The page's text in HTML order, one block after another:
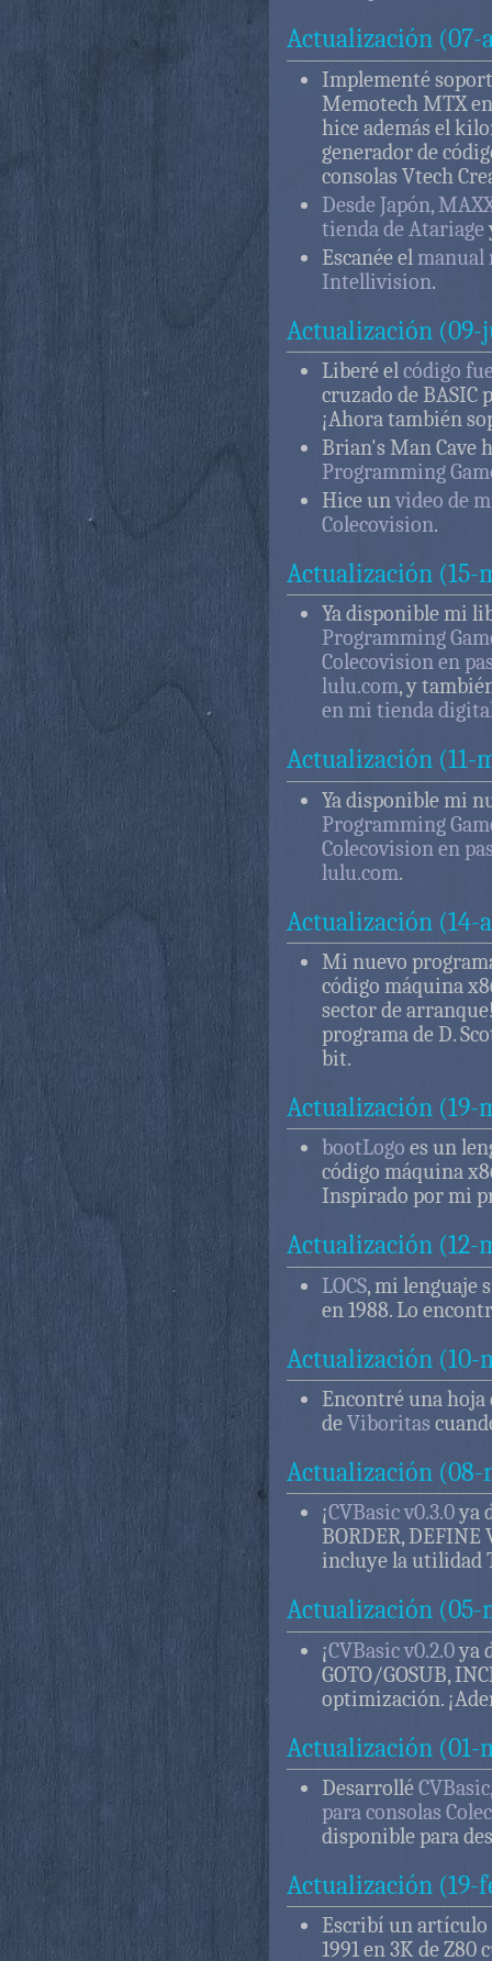
Actualización (07-
Implementé
Memotech MTX
hice además el
generador de
consolas Vtech
Desde Japón,
tienda de Atariage
Escanée el manual
Intellivision.
Actualización (09-
Liberé elcódigo
cruzado de BASIC
¡Ahora también
Brian's Man Cave
Programming
Hice unvideo de
Colecovision.
Actualización (15-
Ya disponible mi
Programming
Colecovision en
lulu.com, y
en mi tienda
Actualización (11-
Ya disponible mi
Programming
Colecovision en
lulu.com.
Actualización (14-
Mi nuevo
código máquina
sector de
programa de D.
bit.
Actualización (19-
bootLogo es un
código máquina
Inspirado por mi
Actualización (12-
LOCS, mi lenguaje
en 1988. Lo
Actualización (10-
Encontré una
deViboritas
Actualización (08-
¡CVBasic v0.3.0ya
BORDER,
incluye la utilidad
Actualización (05-
¡CVBasic v0.2.0ya
GOTO/GOSUB,
optimización.
Actualización (01-
Desarrollé
para consolas
disponible para
Actualización (19-
Escribí un
1991 en 3K de